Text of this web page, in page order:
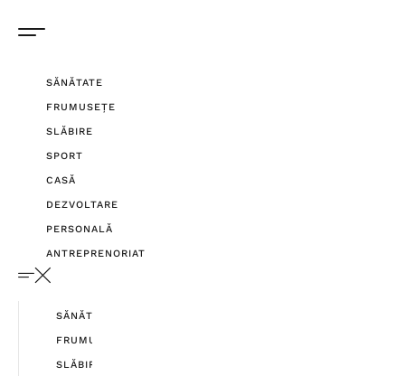
SĂNĂTATE
FRUMUSEȚE
SLĂBIRE
SPORT
CASĂ
DEZVOLTARE
PERSONALĂ
ANTREPRENORIAT
SĂNĂTATE
FRUMUSEȚE
SLĂBIRE